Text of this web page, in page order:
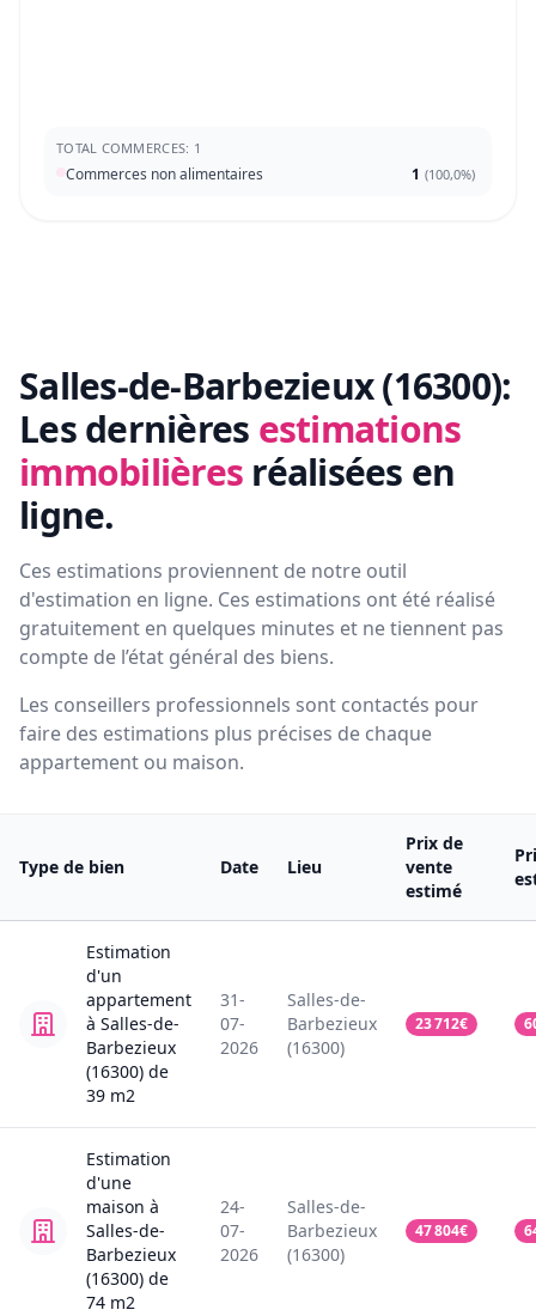
TOTAL COMMERCES: 1
Commerces non alimentaires 1 (100,0%)
Salles-de-Barbezieux (16300):
Les dernières estimations
immobilières réalisées en
ligne.
Ces estimations proviennent de notre outil
d'estimation en ligne. Ces estimations ont été réalisé
gratuitement en quelques minutes et ne tiennent pas
compte de l’état général des biens.
Les conseillers professionnels sont contactés pour
faire des estimations plus précises de chaque
appartement ou maison.
Type de bien Date Lieu
Prix de
vente
estimé
Estimation
d'un
appartement
à Salles-de-
Barbezieux
(16300) de
39 m2
31-
07-
2026
Salles-de-
Barbezieux
(16300)
23 712€
Estimation
d'une
maison à
Salles-de-
Barbezieux
(16300) de
74 m2
24-
07-
2026
Salles-de-
Barbezieux
(16300)
47 804€